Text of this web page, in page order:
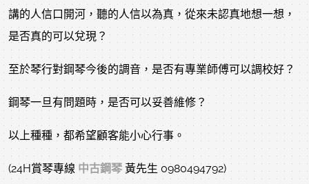
講的人信口開河，聽的人信以為真，從來未認真地想一想，
是否真的可以兌現？
至於琴行對鋼琴今後的調音，是否有專業師傅可以調校好？
鋼琴一旦有問題時，是否可以妥善維修？
以上種種，都希望顧客能小心行事。
(24H賞琴專線 中古鋼琴 黃先生 0980494792)